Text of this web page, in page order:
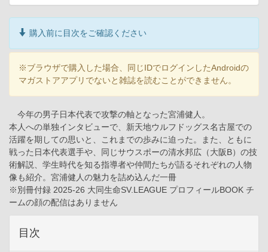
購入前に目次をご確認ください
※ブラウザで購入した場合、同じIDでログインしたAndroidの
マガストアアプリでないと雑誌を読むことができません。
今年の男子日本代表で攻撃の軸となった宮浦健人。
本人への単独インタビューで、新天地ウルフドッグス名古屋での
活躍を期しての思いと、これまでの歩みに迫った。また、ともに
戦った日本代表選手や、同じサウスポーの清水邦広（大阪B）の技
術解説、学生時代を知る指導者や仲間たちが語るそれぞれの人物
像も紹介。宮浦健人の魅力を詰め込んだ一冊
※別冊付録 2025-26 大同生命SV.LEAGUE プロフィールBOOK チ
ームの顔の配信はありません
目次